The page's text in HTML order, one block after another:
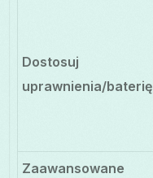
Dostosuj
uprawnienia/baterię
Zaawansowane